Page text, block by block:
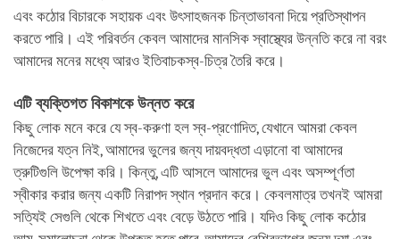
এবং কঠোর বিচারকে সহায়ক এবং উৎসাহজনক চিন্তাভাবনা দিয়ে প্রতিস্থাপন
করতে পারি। এই পরিবর্তন কেবল আমাদের মানসিক স্বাস্থ্যের উন্নতি করে না বরং
আমাদের মনের মধ্যে আরও ইতিবাচকস্ব-চিত্র তৈরি করে।
এটি ব্যক্তিগত বিকাশকে উন্নত করে
কিছু লোক মনে করে যে স্ব-করুণা হল স্ব-প্রণোদিত, যেখানে আমরা কেবল
নিজেদের যত্ন নিই, আমাদের ভুলের জন্য দায়বদ্ধতা এড়ানো বা আমাদের
ত্রুটিগুলি উপেক্ষা করি। কিন্তু, এটি আসলে আমাদের ভুল এবং অসম্পূর্ণতা
স্বীকার করার জন্য একটি নিরাপদ স্থান প্রদান করে। কেবলমাত্র তখনই আমরা
সত্যিই সেগুলি থেকে শিখতে এবং বেড়ে উঠতে পারি। যদিও কিছু লোক কঠোর